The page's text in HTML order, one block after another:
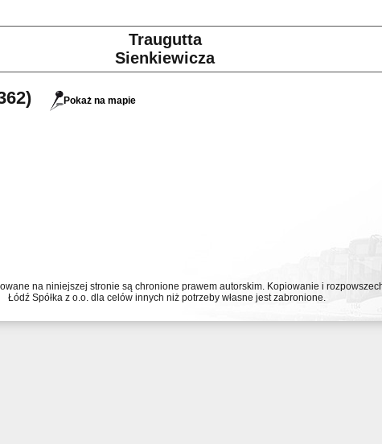
Traugutta
Sienkiewicza
Pokaż na mapie
na niniejszej stronie są chronione prawem autorskim. Kopiowanie i
Łódź Spółka z o.o. dla celów innych niż potrzeby własne jest zabronione.